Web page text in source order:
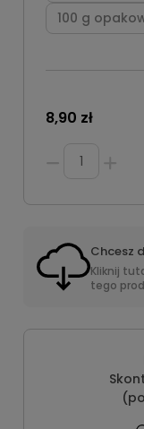
100 g
8,90 zł
Chcesz
Kliknij
tego